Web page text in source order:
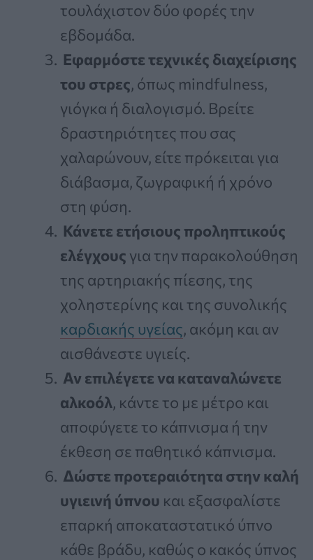
τουλάχιστον δύο φορές την
εβδομάδα.
Εφαρμόστε τεχνικές διαχείρισης
του στρες, όπως mindfulness,
γιόγκα ή διαλογισμό. Βρείτε
δραστηριότητες που σας
χαλαρώνουν, είτε πρόκειται για
διάβασμα, ζωγραφική ή χρόνο
στη φύση.
Κάνετε ετήσιους προληπτικούς
ελέγχους για την παρακολούθηση
της αρτηριακής πίεσης, της
χοληστερίνης και της συνολικής
καρδιακής υγείας, ακόμη και αν
αισθάνεστε υγιείς.
Αν επιλέγετε να καταναλώνετε
αλκοόλ, κάντε το με μέτρο και
αποφύγετε το κάπνισμα ή την
έκθεση σε παθητικό κάπνισμα.
Δώστε προτεραιότητα στην καλή
υγιεινή ύπνου και εξασφαλίστε
επαρκή αποκαταστατικό ύπνο
κάθε βράδυ, καθώς ο κακός ύπνος